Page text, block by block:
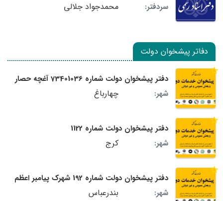
سردفتر:
محمدجواد جلالی
دفاتر پیشخوان دولت
دفتر پیشخوان دولت شماره 73401036 آغچه حصار
شهر:
چهارباغ
دفتر پیشخوان دولت شماره 1122
شهر:
کرج
دفتر پیشخوان دولت شماره 192 شهرک پیامبر اعظم
شهر:
بندرعباس